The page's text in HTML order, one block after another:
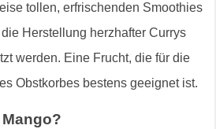
tollen, erfrischenden Smoothies
Herstellung herzhafter Currys
werden. Eine Frucht, die für die
Obstkorbes bestens geeignet ist.